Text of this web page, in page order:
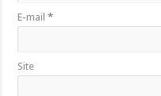
E-mail*
Site